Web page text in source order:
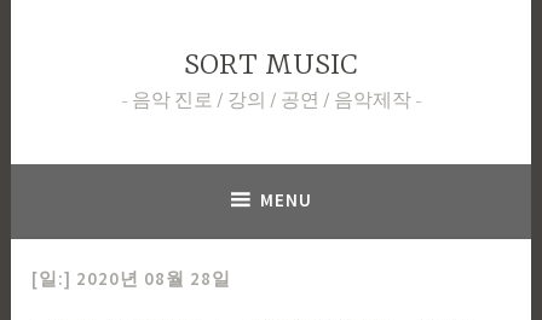
SORT MUSIC
음악 진로 / 강의 / 공연 / 음악제작
MENU
[일:] 2020년 08월 28일